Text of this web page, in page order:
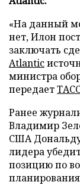
«На данный
нет, Илон
заключать
Atlantic
министра
передает
Ранее
Владимир
США
лидера
позицию по